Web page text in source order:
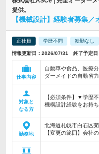
提供。
【機械設計】経験者募集
正社員 学歴不問 転勤なし
情報更新日：2026/07/31 終了予定日
仕事内容
自動車や食品、医療
ダーメイドの自動省
対象と
なる方
【必須条件】▼学歴
機構設計経験をお持
勤務地
北海道札幌市白石区
【変更の範囲】会社